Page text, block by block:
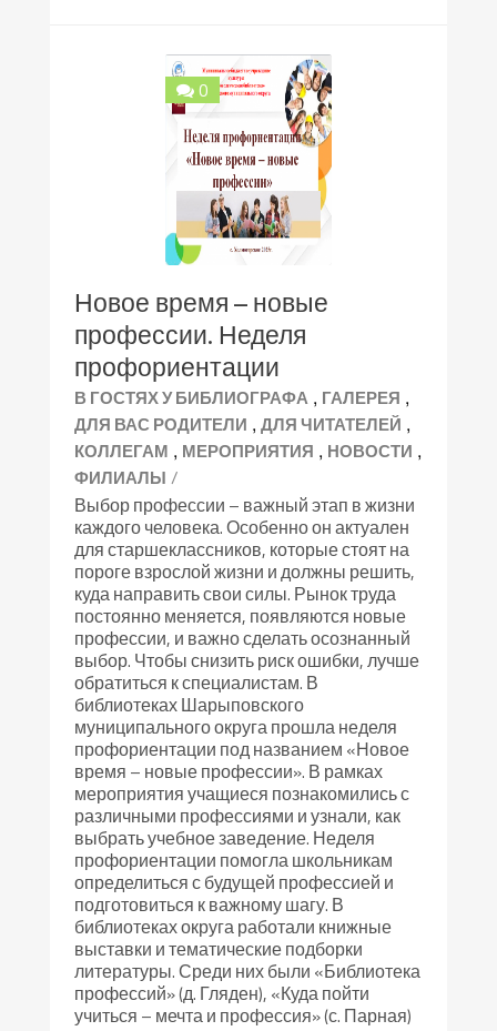
0
Новое время – новые
профессии. Неделя
профориентации
В ГОСТЯХ У БИБЛИОГРАФА , ГАЛЕРЕЯ ,
ДЛЯ ВАС РОДИТЕЛИ ,ДЛЯ ЧИТАТЕЛЕЙ ,
КОЛЛЕГАМ , МЕРОПРИЯТИЯ , НОВОСТИ ,
ФИЛИАЛЫ /
Выбор профессии – важный этап в жизни
каждого человека. Особенно он актуален
для старшеклассников, которые стоят на
пороге взрослой жизни и должны решить,
куда направить свои силы. Рынок труда
постоянно меняется, появляются новые
профессии, и важно сделать осознанный
выбор. Чтобы снизить риск ошибки, лучше
обратиться к специалистам. В
библиотеках Шарыповского
муниципального округа прошла неделя
профориентации под названием «Новое
время – новые профессии». В рамках
мероприятия учащиеся познакомились с
различными профессиями и узнали, как
выбрать учебное заведение. Неделя
профориентации помогла школьникам
определиться с будущей профессией и
подготовиться к важному шагу. В
библиотеках округа работали книжные
выставки и тематические подборки
литературы. Среди них были «Библиотека
профессий» (д. Гляден), «Куда пойти
учиться – мечта и профессия» (с. Парная)